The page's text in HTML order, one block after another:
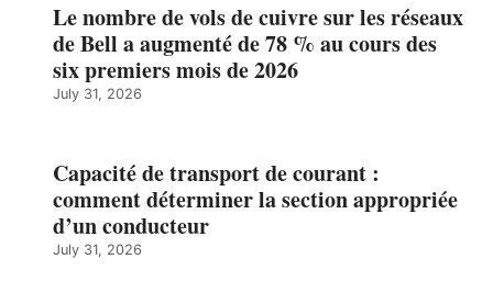
Le nombre de vols de cuivre sur les réseaux
de Bell a augmenté de 78 % au cours des
six premiers mois de 2026
July 31, 2026
Capacité de transport de courant :
comment déterminer la section appropriée
d’un conducteur
July 31, 2026